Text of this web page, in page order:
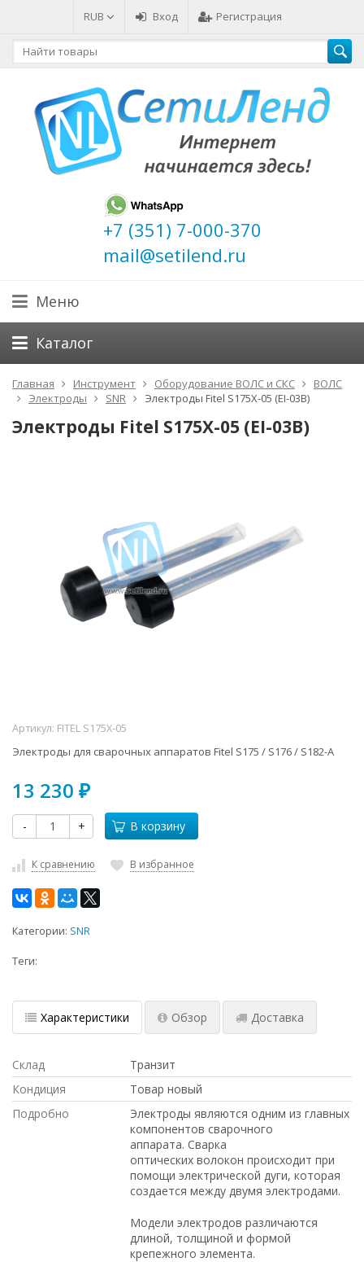
RUB Вход Регистрация
+7 (351) 7-000-370
mail@setilend.ru
Меню
Каталог
Главная Инструмент Оборудование ВОЛС и СКС
ВОЛС
Электроды
SNR Электроды Fitel S175X-05 (EI-03B)
Электроды Fitel S175X-05 (EI-03B)
Артикул: FITEL S175X-05
Электроды для сварочных аппаратов Fitel S175 / S176 / S182-A
13 230 ₽
- + В корзину
К сравнению В избранное
Категории: SNR
Теги:
Характеристики Обзор Доставка
Склад
Транзит
Кондиция
Товар новый
Подробно
Электроды являются одним из главных
компонентов сварочного
аппарата. Сварка
оптических волокон происходит при
помощи электрической дуги, которая
создается между двумя электродами.
Модели электродов различаются
длиной, толщиной и формой
крепежного элемента.